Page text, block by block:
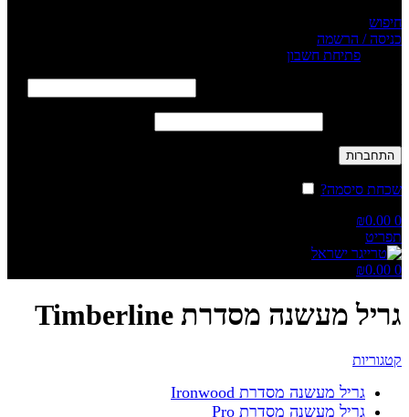
חיפוש
כניסה / הרשמה
פתיחת חשבון
התחברות
שכחת סיסמה?
0
₪0.00
תפריט
0
₪0.00
גריל מעשנה מסדרת Timberline
קטגוריות
גריל מעשנה מסדרת Ironwood
גריל מעשנה מסדרת Pro